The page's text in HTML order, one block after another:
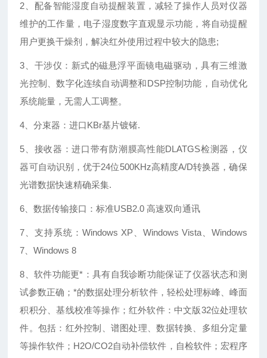
2、配备智能湿度自动提醒装置，减轻了操作人员对仪器
维护的工作量，电子湿度数字直观显示功能，将自动提醒
用户更换干燥剂，解决红外使用过程中较大的隐患;
3、干涉仪：新式的磁悬浮平面镜电磁驱动，具有三维激
光控制、数字化连续自动调整和DSP控制功能，自动优化
系统能量，无需人工调整。
4、分束器：进口KBr基片镀锗.
5、接收器：进口带有防潮膜高性能DLATGS检测器，仪
器可自动识别，优于24位500KHz高精度A/D转换器，确保
光谱数据快速精确采集.
6、数据传输接口：标准USB2.0 高速双向通讯
7、支持系统：Windows XP、Windows Vista、Windows
7、Windows 8
8、软件功能更*：具有自我诊断功能保证了仪器状态和测
试参数正确；*的数据处理分析软件，轻松处理标峰、峰面
积积分、基线校准等操作；红外软件：中文版32位处理软
件。包括：红外控制、谱图处理、数据转换、多组分定量
等操作软件；H2O/CO2自动补偿软件，自检软件；宏程序